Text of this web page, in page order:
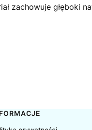
zachowuje głęboki